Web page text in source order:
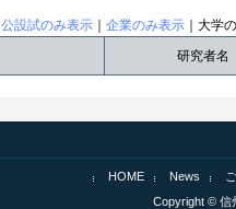
公設試のみ表示 企業のみ表示 ｜大学
研究者名
HOME News
Copyright © 信